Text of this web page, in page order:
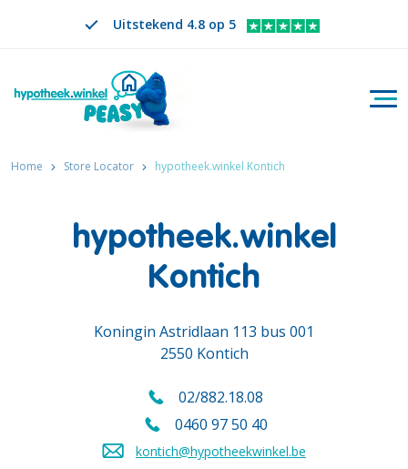
Uitstekend 4.8 op 5
Zoeken
VERANDER TAAL. GESELECTEERDE TAAL IS
NL
Home Store Locator hypotheek.winkel Kontich
hypotheek.winkel
Kontich
Koningin Astridlaan 113 bus 001
2550 Kontich
Bel ons op
02/882.18.08
Bel ons mobiel op
0460 97 50 40
Stuur een mail naar
kontich@hypotheekwinkel.be